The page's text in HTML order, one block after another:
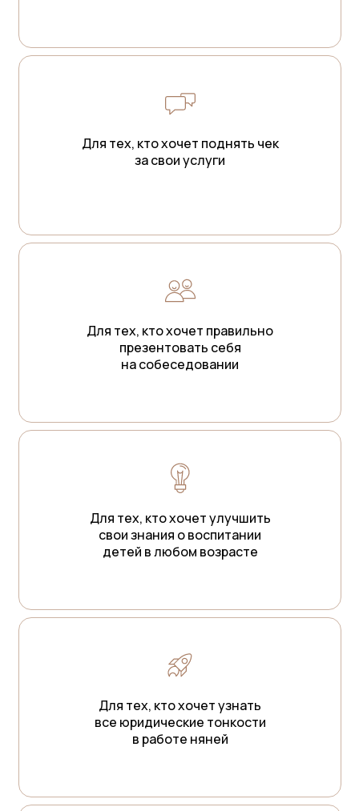
Для тех, кто хочет поднять чек
за свои услуги
Для тех, кто хочет правильно
презентовать себя
на собеседовании
Для тех, кто хочет улучшить
свои знания о воспитании
детей в любом возрасте
Для тех, кто хочет узнать
все юридические тонкости
в работе няней